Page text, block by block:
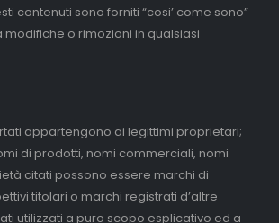
contenuti sono forniti “cosi’ come sono”
modifiche o rimozioni in qualsiasi
appartengono ai legittimi proprietari;
di prodotti, nomi commerciali, nomi
citati possono essere marchi di
titolari o marchi registrati d’altre
utilizzati a puro scopo esplicativo ed a